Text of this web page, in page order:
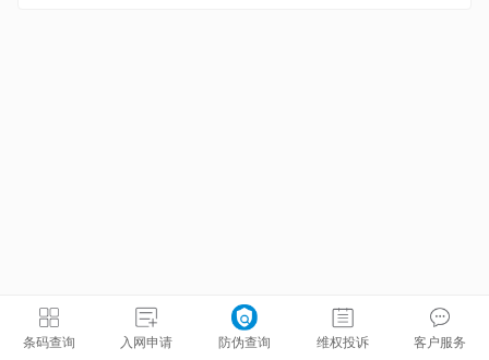
条码查询 入网申请 防伪查询 维权投诉 客户服务